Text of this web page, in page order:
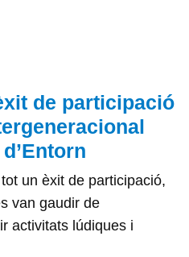
de participació
un èxit de participació,
van gaudir de
activitats lúdiques i